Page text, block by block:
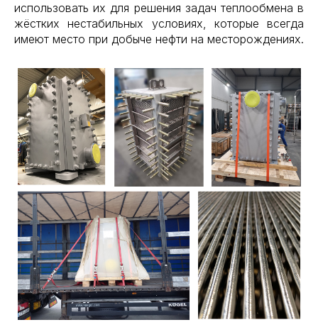
использовать их для решения задач теплообмена в
жёстких нестабильных условиях, которые всегда
имеют место при добыче нефти на месторождениях.